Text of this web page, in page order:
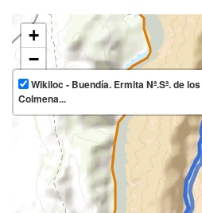
+
−
Wikiloc - Buendía. Ermita Nª.Sª. de
Colmena...